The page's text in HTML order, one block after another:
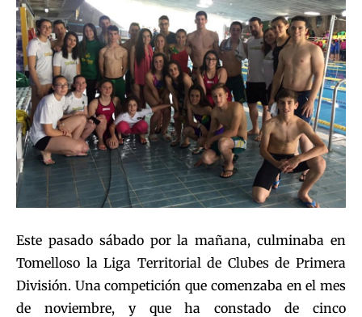
Este pasado sábado por la mañana, culminaba en
Tomelloso la Liga Territorial de Clubes de Primera
División. Una competición que comenzaba en el mes
de noviembre, y que ha constado de cinco